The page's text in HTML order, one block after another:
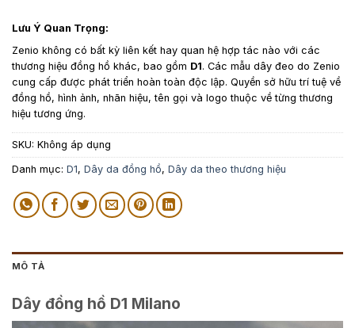
Lưu Ý Quan Trọng:
Zenio không có bất kỳ liên kết hay quan hệ hợp tác nào với các
thương hiệu đồng hồ khác, bao gồm D1. Các mẫu dây đeo do Zenio
cung cấp được phát triển hoàn toàn độc lập. Quyền sở hữu trí tuệ về
đồng hồ, hình ảnh, nhãn hiệu, tên gọi và logo thuộc về từng thương
hiệu tương ứng.
SKU: Không áp dụng
Danh mục: D1, Dây da đồng hồ, Dây da theo thương hiệu
MÔ TẢ
Dây đồng hồ D1 Milano